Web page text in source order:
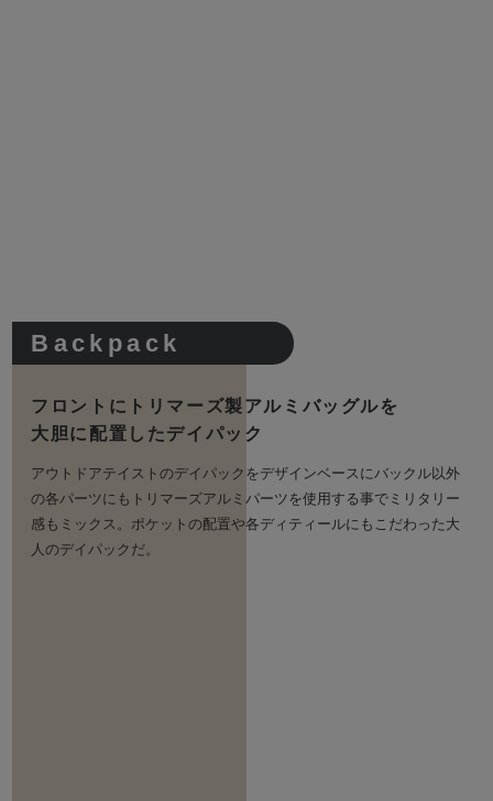
Backpack
フロントにトリマーズ製アルミバッグルを
大胆に配置したデイパック
アウトドアテイストのデイパックをデザインベースにバックル以外
の各パーツにもトリマーズアルミパーツを使用する事でミリタリー
感もミックス。ポケットの配置や各ディティールにもこだわった大
人のデイパックだ。